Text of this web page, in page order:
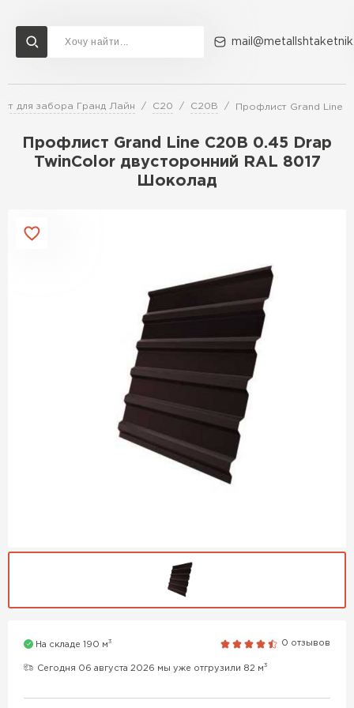
для забора Гранд Лайн C20 С20В Профлист Grand Line
Профлист Grand Line C20В 0.45 Drap
TwinColor двусторонний RAL 8017
Шоколад
На складе 190 м3 0 отзывов
Сегодня 06 августа 2026 мы уже отгрузили 82 м3
Доставка и оплата Акции О компании Контакты
Перейти в каталог